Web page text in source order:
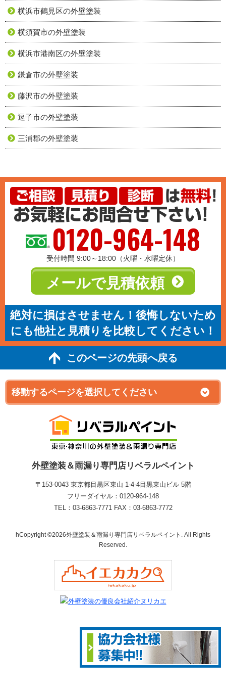
横浜市鶴見区の外壁塗装
横須賀市の外壁塗装
横浜市港南区の外壁塗装
鎌倉市の外壁塗装
藤沢市の外壁塗装
逗子市の外壁塗装
三浦郡の外壁塗装
0120-964-148
受付時間 9:00～18:00（火曜・水曜定休）
メールで見積依頼
絶対に損はさせません！後悔しないため
にも他社と見積りを比較してください！
このページの先頭へ戻る
外壁塗装＆雨漏り専門店リベラルペイント
〒153-0043 東京都目黒区東山 1‐4‐4目黒東山ビル 5階
フリーダイヤル：0120-964-148
TEL：03-6863-7771 FAX：03-6863-7772
hCopyright ©2026外壁塗装＆雨漏り専門店リベラルペイント. All Rights
Reserved.